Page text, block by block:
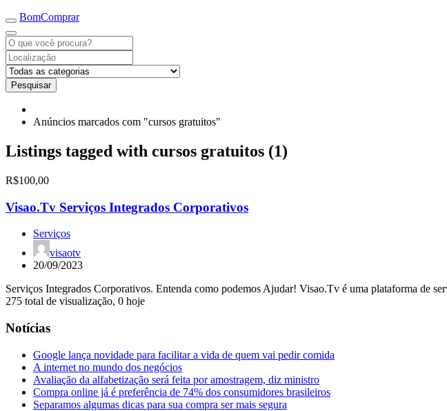
BomComprar
Pesquisar
Anúncios marcados com "cursos gratuitos"
Listings tagged with cursos gratuitos (1)
R$100,00
Visao.Tv Serviços Integrados Corporativos
Serviços
visaotv
20/09/2023
Serviços Integrados Corporativos. Entenda como podemos Ajudar! Visao.Tv é uma plataforma de
275 total de visualização, 0 hoje
Notícias
Google lança novidade para facilitar a vida de quem vai pedir comida
A internet no mundo dos negócios
Avaliação da alfabetização será feita por amostragem, diz ministro
Compra online já é preferência de 74% dos consumidores brasileiros
Separamos algumas dicas para sua compra ser mais segura